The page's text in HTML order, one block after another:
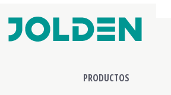
PRODUCTOS